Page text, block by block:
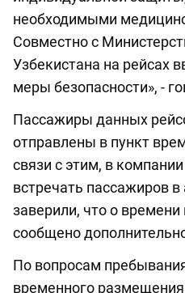
необходимыми
Совместно с
Узбекистана на рейсах
меры безопасности», -
Пассажиры данных
отправлены в пункт
связи с этим, в
встречать пассажиров
заверили, что о времени
сообщено
По вопросам
временного